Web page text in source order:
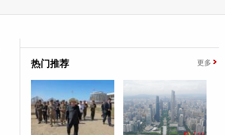
热门推荐 更多